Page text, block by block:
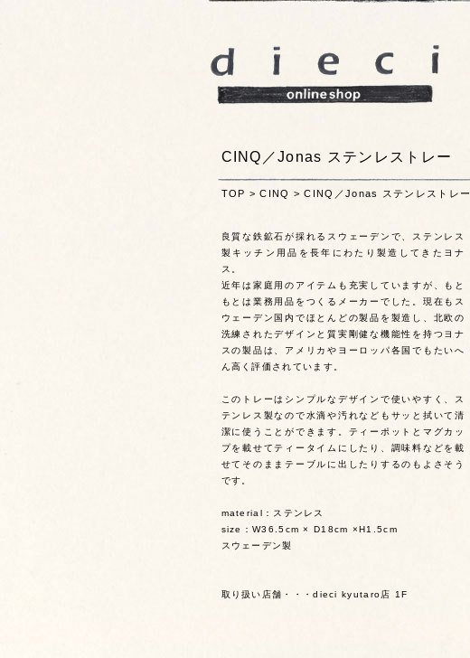
CINQ／Jonas ステンレストレー
TOP >CINQ >CINQ／Jonas ステンレストレー
良質な鉄鉱石が採れるスウェーデンで、ステンレス
製キッチン用品を長年にわたり製造してきたヨナ
ス。
近年は家庭用のアイテムも充実していますが、もと
もとは業務用品をつくるメーカーでした。現在もス
ウェーデン国内でほとんどの製品を製造し、北欧の
洗練されたデザインと質実剛健な機能性を持つヨナ
スの製品は、アメリカやヨーロッパ各国でもたいへ
ん高く評価されています。
このトレーはシンプルなデザインで使いやすく、ス
テンレス製なので水滴や汚れなどもサッと拭いて清
潔に使うことができます。ティーポットとマグカッ
プを載せてティータイムにしたり、調味料などを載
せてそのままテーブルに出したりするのもよさそう
です。
material：ステンレス
size：W36.5cm × D18cm ×H1.5cm
スウェーデン製
取り扱い店舗・・・dieci kyutaro店 1F